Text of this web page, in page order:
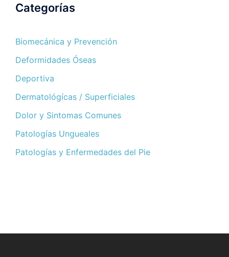
Categorías
Biomecánica y Prevención
Deformidades Óseas
Deportiva
Dermatológícas / Superficiales
Dolor y Sintomas Comunes
Patologías Ungueales
Patologías y Enfermedades del Pie